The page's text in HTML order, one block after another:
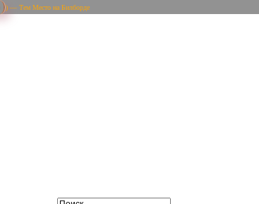
) — Тем Место на Билборде